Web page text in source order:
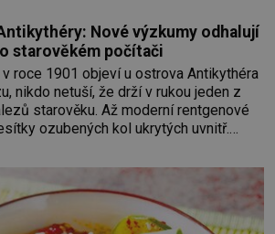
Nové výzkumy odhalují
starověkém počítači
roce 1901 objeví u ostrova Antikythéra
nikdo netuší, že drží v rukou jeden z
starověku. Až moderní rentgenové
ozubených kol ukrytých uvnitř.
na světě. Přesto ani po více než